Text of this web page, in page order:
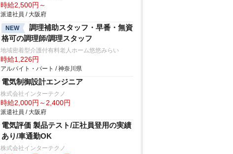
時給2,500円～
派遣社員 / 大阪府
NEW
調理補助スタッフ・早番・無資
格可の調理師/調理スタッフ
地域密着型介護付有料老人ホーム悠悠みらい
時給1,226円
アルバイト・パート / 神奈川県
電気制御設計エンジニア
株式会社インターテクノ
時給2,000円～2,400円
派遣社員 / 大阪府
電気評価 製品テスト/正社員登用の実績
あり/車通勤OK
株式会社インターテクノ